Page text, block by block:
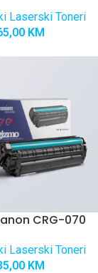
Laserski Toneri
KM
CRG-070
Laserski Toneri
KM